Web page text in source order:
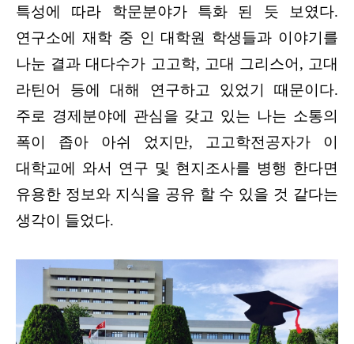
특성에 따라 학문분야가 특화 된 듯 보였다.
연구소에 재학 중 인 대학원 학생들과 이야기를
나눈 결과 대다수가 고고학, 고대 그리스어, 고대
라틴어 등에 대해 연구하고 있었기 때문이다.
주로 경제분야에 관심을 갖고 있는 나는 소통의
폭이 좁아 아쉬 었지만, 고고학전공자가 이
대학교에 와서 연구 및 현지조사를 병행 한다면
유용한 정보와 지식을 공유 할 수 있을 것 같다는
생각이 들었다.